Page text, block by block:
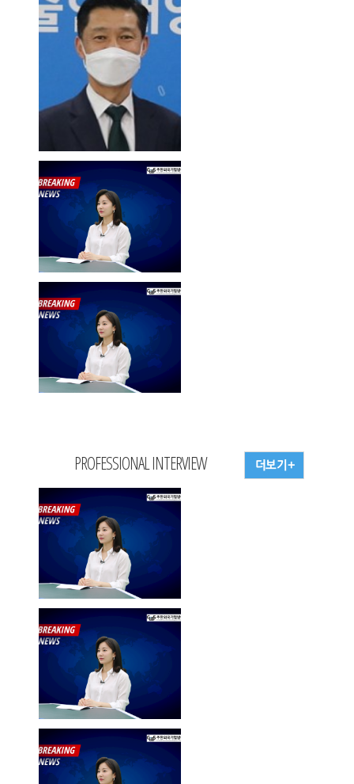
PROFESSIONAL INTERVIEW